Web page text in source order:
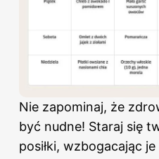
Nie zapominaj, że
być nudne! Staraj się
posiłki, wzbogacając